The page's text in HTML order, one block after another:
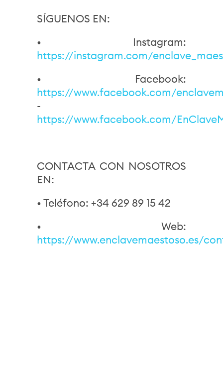
SÍGUENOS EN:
• Instagram:
https://instagram.com/
• Facebook:
https://www.facebook.com/
-
https://www.facebook.com/
CONTACTA CON NOSOTROS
EN:
• Teléfono: +34 629 89 15 42
• Web:
https://www.enclavemaestoso.es/